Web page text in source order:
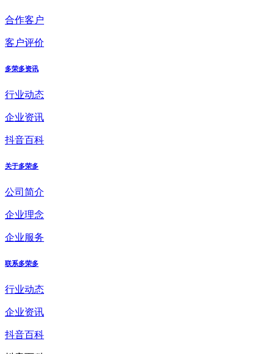
合作客户
客户评价
多荣多资讯
行业动态
企业资讯
抖音百科
关于多荣多
公司简介
企业理念
企业服务
联系多荣多
行业动态
企业资讯
抖音百科